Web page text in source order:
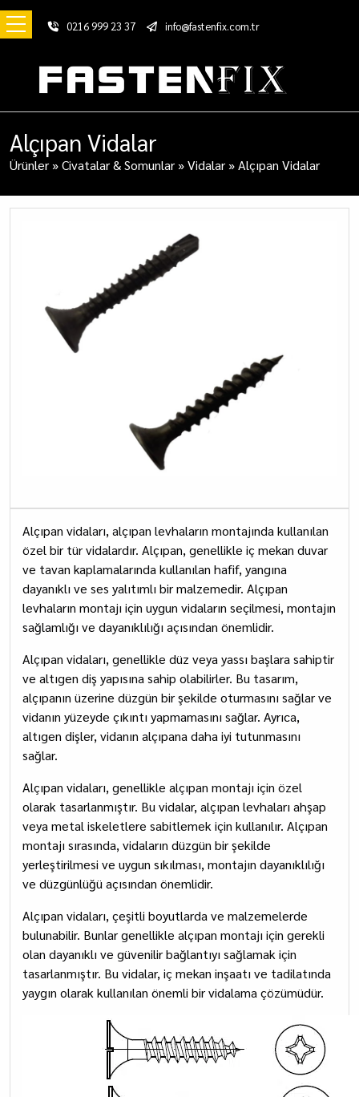
0216 999 23 37 info@fastenfix.com.tr
Alçıpan Vidalar
Ürünler»Civatalar & Somunlar»Vidalar»Alçıpan Vidalar
Alçıpan vidaları, alçıpan levhaların montajında kullanılan
özel bir tür vidalardır. Alçıpan, genellikle iç mekan duvar
ve tavan kaplamalarında kullanılan hafif, yangına
dayanıklı ve ses yalıtımlı bir malzemedir. Alçıpan
levhaların montajı için uygun vidaların seçilmesi, montajın
sağlamlığı ve dayanıklılığı açısından önemlidir.
Alçıpan vidaları, genellikle düz veya yassı başlara sahiptir
ve altıgen diş yapısına sahip olabilirler. Bu tasarım,
alçıpanın üzerine düzgün bir şekilde oturmasını sağlar ve
vidanın yüzeyde çıkıntı yapmamasını sağlar. Ayrıca,
altıgen dişler, vidanın alçıpana daha iyi tutunmasını
sağlar.
Alçıpan vidaları, genellikle alçıpan montajı için özel
olarak tasarlanmıştır. Bu vidalar, alçıpan levhaları ahşap
veya metal iskeletlere sabitlemek için kullanılır. Alçıpan
montajı sırasında, vidaların düzgün bir şekilde
yerleştirilmesi ve uygun sıkılması, montajın dayanıklılığı
ve düzgünlüğü açısından önemlidir.
Alçıpan vidaları, çeşitli boyutlarda ve malzemelerde
bulunabilir. Bunlar genellikle alçıpan montajı için gerekli
olan dayanıklı ve güvenilir bağlantıyı sağlamak için
tasarlanmıştır. Bu vidalar, iç mekan inşaatı ve tadilatında
yaygın olarak kullanılan önemli bir vidalama çözümüdür.